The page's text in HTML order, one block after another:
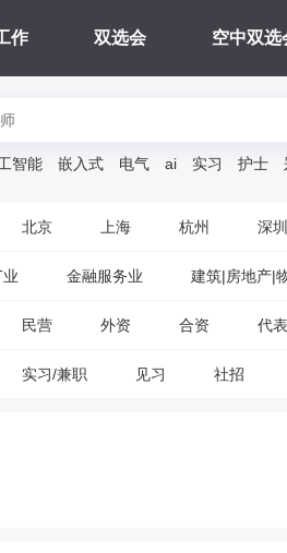
作 双选会 空中双选
智能 嵌入式 电气 ai 实习 护士
北京 上海 杭州 深圳
金融服务业 建筑|房地产|
民营 外资 合资 代
实习/兼职 见习 社招